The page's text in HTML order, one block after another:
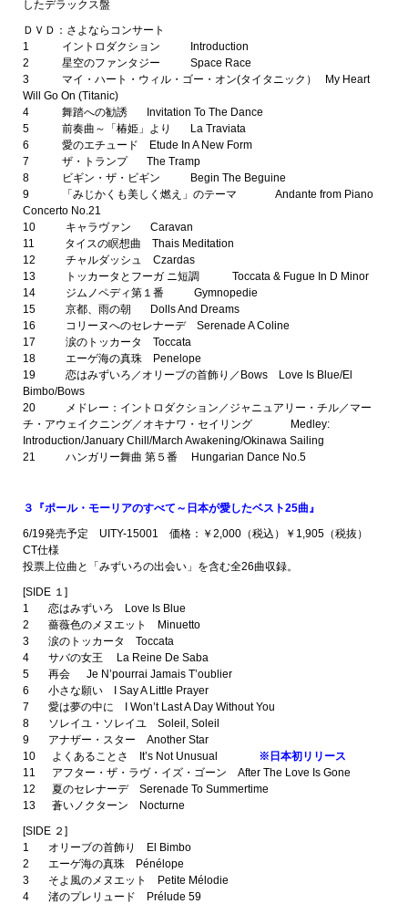
したデラックス盤
ＤＶＤ：さよならコンサート
1 イントロダクション Introduction
2 星空のファンタジー Space Race
3 マイ・ハート・ウィル・ゴー・オン(タイタニック） My Heart
Will Go On (Titanic)
4 舞踏への勧誘 Invitation To The Dance
5 前奏曲～「椿姫」より La Traviata
6 愛のエチュード Etude In A New Form
7 ザ・トランプ The Tramp
8 ビギン・ザ・ビギン Begin The Beguine
9 「みじかくも美しく燃え」のテーマ Andante from Piano
Concerto No.21
10 キャラヴァン Caravan
11 タイスの瞑想曲 Thais Meditation
12 チャルダッシュ Czardas
13 トッカータとフーガ ニ短調 Toccata & Fugue In D Minor
14 ジムノペディ第１番 Gymnopedie
15 京都、雨の朝 Dolls And Dreams
16 コリーヌへのセレナーデ Serenade A Coline
17 涙のトッカータ Toccata
18 エーゲ海の真珠 Penelope
19 恋はみずいろ／オリーブの首飾り／Bows Love Is Blue/El
Bimbo/Bows
20 メドレー：イントロダクション／ジャニュアリー・チル／マー
チ・アウェイクニング／オキナワ・セイリング Medley:
Introduction/January Chill/March Awakening/Okinawa Sailing
21 ハンガリー舞曲 第５番 Hungarian Dance No.5
３『ポール・モーリアのすべて～日本が愛したベスト25曲』
6/19発売予定 UITY-15001 価格：￥2,000（税込）￥1,905（税抜）
CT仕様
投票上位曲と「みずいろの出会い」を含む全26曲収録。
[SIDE １]
1 恋はみずいろ Love Is Blue
2 薔薇色のメヌエット Minuetto
3 涙のトッカータ Toccata
4 サバの女王 La Reine De Saba
5 再会 Je N’pourrai Jamais T’oublier
6 小さな願い I Say A Little Prayer
7 愛は夢の中に I Won’t Last A Day Without You
8 ソレイユ・ソレイユ Soleil, Soleil
9 アナザー・スター Another Star
10 よくあることさ It’s Not Unusual ※日本初リリース
11 アフター・ザ・ラヴ・イズ・ゴーン After The Love Is Gone
12 夏のセレナーデ Serenade To Summertime
13 蒼いノクターン Nocturne
[SIDE ２]
1 オリーブの首飾り El Bimbo
2 エーゲ海の真珠 Pénélope
3 そよ風のメヌエット Petite Mélodie
4 渚のプレリュード Prélude 59